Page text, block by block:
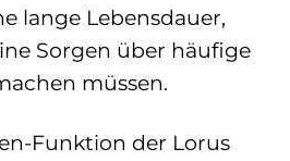
lange Lebensdauer,
Sorgen über häufige
müssen.
Funktion der Lorus